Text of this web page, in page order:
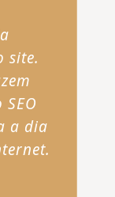
site.
a dia